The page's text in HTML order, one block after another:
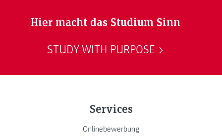
Hier macht das Studium Sinn
STUDY WITH PURPOSE
Services
Onlinebewerbung